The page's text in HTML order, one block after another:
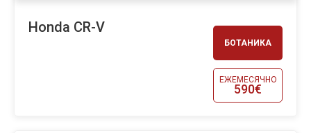
БОТАНИКА
ЕЖЕМЕСЯЧНО
590€
Honda CR-V